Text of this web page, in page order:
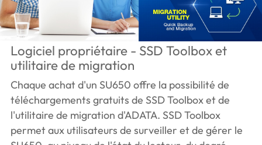
Logiciel propriétaire - SSD Toolbox et
utilitaire de migration
Chaque achat d'un SU650 offre la possibilité de
téléchargements gratuits de SSD Toolbox et de
l'utilitaire de migration d'ADATA. SSD Toolbox
permet aux utilisateurs de surveiller et de gérer le